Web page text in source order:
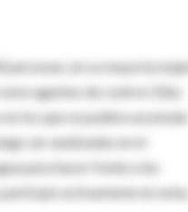
en su mayoría
agentes de control. Ellas
los que se pudiera acumular
ser analizadas en el
para hacer frente a las
activamente en estas